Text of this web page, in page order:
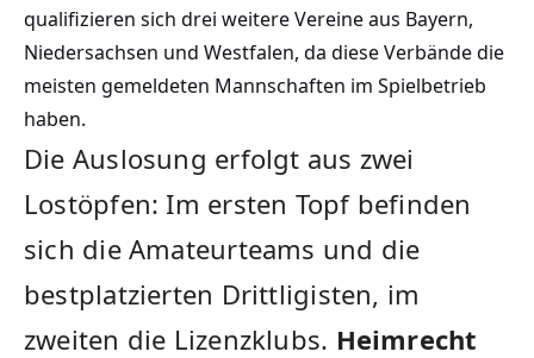
qualifizieren sich drei weitere Vereine aus Bayern,
Niedersachsen und Westfalen, da diese Verbände die
meisten gemeldeten Mannschaften im Spielbetrieb
haben.
Die Auslosung erfolgt aus zwei
Lostöpfen: Im ersten Topf befinden
sich die Amateurteams und die
bestplatzierten Drittligisten, im
zweiten die Lizenzklubs. Heimrecht